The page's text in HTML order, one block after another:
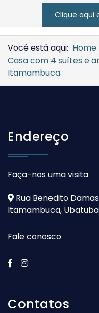
Clique aqui
Você está aqui: Home
Casa com 4 suítes e
Itamambuca
Endereço
Faça-nos uma visita
Rua Benedito
Itamambuca, Ubatuba
Fale conosco
Contatos